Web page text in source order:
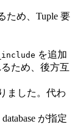
ため、Tuple 要
を追加
ため、後方互
ました。代わ
が指定